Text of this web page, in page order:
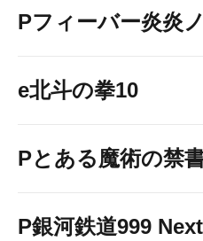
Pフィーバー炎炎
e北斗の拳10
Pとある魔術の禁
P銀河鉄道999